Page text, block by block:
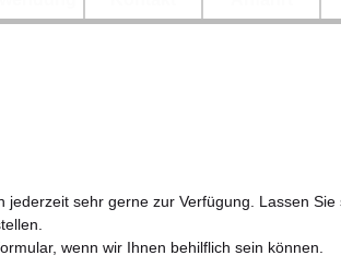
sehr gerne zur Verfügung. Lassen
wenn wir Ihnen behilflich sein können.